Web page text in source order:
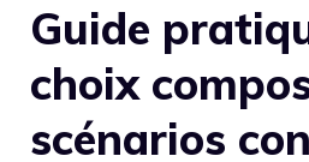
Guide
choix
scénarios